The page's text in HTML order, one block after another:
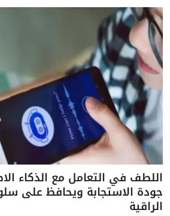
اللطف في التعامل مع الذكاء
جودة الاستجابة ويحافظ على
الراقية